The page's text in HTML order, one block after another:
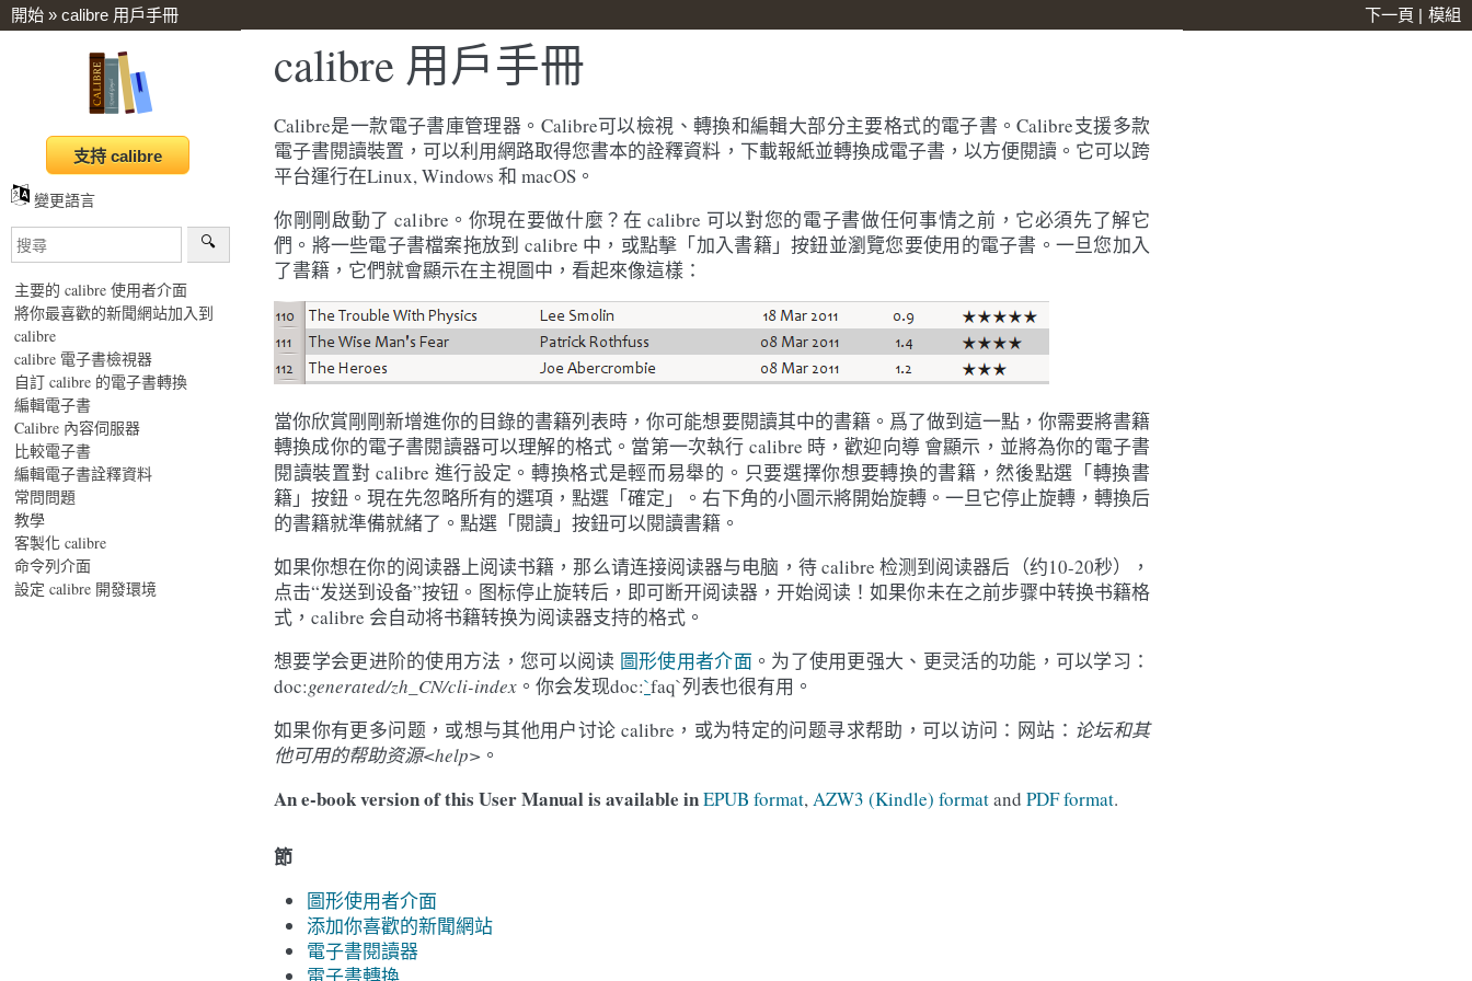
模組
下一頁 |
開始 » calibre 用戶手冊
變更語言
主要的 calibre 使用者介面
將你最喜歡的新聞網站加入到
calibre
calibre 電子書檢視器
自訂 calibre 的電子書轉換
編輯電子書
Calibre 內容伺服器
比較電子書
編輯電子書詮釋資料
常問問題
教學
客製化 calibre
命令列介面
設定 calibre 開發環境
calibre 用戶手冊
Calibre是一款電子書庫管理器。Calibre可以檢視、轉換和編輯大部分主要格式的電子書。Calibre支援多款
電子書閱讀裝置，可以利用網路取得您書本的詮釋資料，下載報紙並轉換成電子書，以方便閱讀。它可以跨
平台運行在Linux, Windows 和 macOS。
你剛剛啟動了 calibre。你現在要做什麼？在 calibre 可以對您的電子書做任何事情之前，它必須先了解它
們。將一些電子書檔案拖放到 calibre 中，或點擊「加入書籍」按鈕並瀏覽您要使用的電子書。一旦您加入
了書籍，它們就會顯示在主視圖中，看起來像這樣：
當你欣賞剛剛新增進你的目錄的書籍列表時，你可能想要閱讀其中的書籍。爲了做到這一點，你需要將書籍
轉換成你的電子書閱讀器可以理解的格式。當第一次執行 calibre 時，歡迎向導 會顯示，並將為你的電子書
閱讀裝置對 calibre 進行設定。轉換格式是輕而易舉的。只要選擇你想要轉換的書籍，然後點選「轉換書
籍」按鈕。現在先忽略所有的選項，點選「確定」。右下角的小圖示將開始旋轉。一旦它停止旋轉，轉換后
的書籍就準備就緒了。點選「閱讀」按鈕可以閱讀書籍。
如果你想在你的阅读器上阅读书籍，那么请连接阅读器与电脑，待 calibre 检测到阅读器后（约10-20秒），
点击“发送到设备”按钮。图标停止旋转后，即可断开阅读器，开始阅读！如果你未在之前步骤中转换书籍格
式，calibre 会自动将书籍转换为阅读器支持的格式。
想要学会更进阶的使用方法，您可以阅读 圖形使用者介面 。为了使用更强大、更灵活的功能，可以学习：
doc:generated/zh_CN/cli-index 。你会发现doc:`faq`列表也很有用。
如果你有更多问题，或想与其他用户讨论 calibre，或为特定的问题寻求帮助，可以访问：网站： 论坛和其
他可用的帮助资源<help> 。
An e-book version of this User Manual is available inEPUB format,AZW3 (Kindle) formatand PDF format.
節
圖形使用者介面
添加你喜歡的新聞網站
電子書閱讀器
電子書轉換